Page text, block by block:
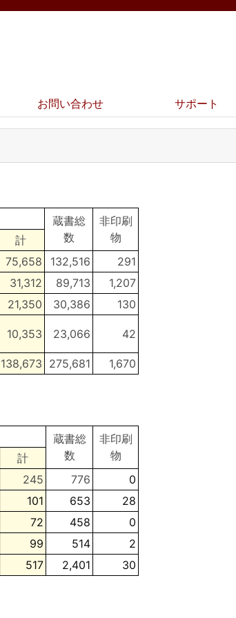
お問い合わせ サポート
蔵書総
数
非印刷
物
計
75,658 132,516
291
31,312 89,713
1,207
21,350 30,386
130
10,353 23,066 42
138,673 275,681 1,670
蔵書総
数
非印刷
物
計
245 776
0
101 653
28
72 458
0
99 514
2
517 2,401 30